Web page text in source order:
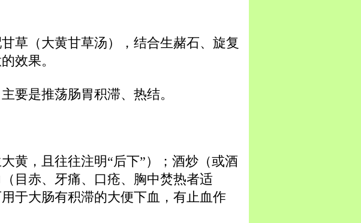
草（大黄甘草汤），结合生赭石、旋复
效果。
要是推荡肠胃积滞、热结。
黄，且往往注明“后下”）；酒炒（或酒
目赤、牙痛、口疮、胸中焚热者适
于大肠有积滞的大便下血，有止血作